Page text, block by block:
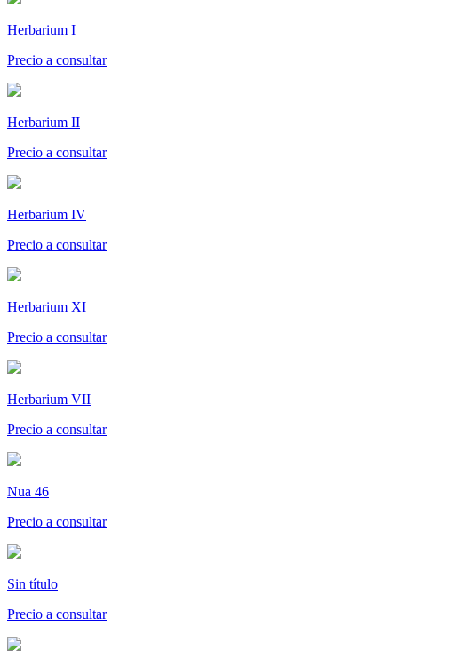
Herbarium I
Precio a consultar
Herbarium II
Precio a consultar
Herbarium IV
Precio a consultar
Herbarium XI
Precio a consultar
Herbarium VII
Precio a consultar
Nua 46
Precio a consultar
Sin título
Precio a consultar